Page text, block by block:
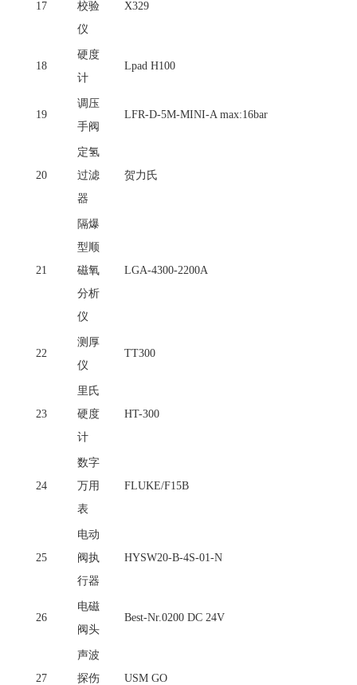
17
校验
仪
X329
18
硬度
计
Lpad H100
19
调压
手阀
LFR-D-5M-MINI-A max:16bar
20
定氢
过滤
器
贺力氏
21
隔爆
型顺
磁氧
分析
仪
LGA-4300-2200A
22
测厚
仪
TT300
23
里氏
硬度
计
HT-300
24
数字
万用
表
FLUKE/F15B
25
电动
阀执
行器
HYSW20-B-4S-01-N
26
电磁
阀头
Best-Nr.0200 DC 24V
27
声波
探伤
USM GO